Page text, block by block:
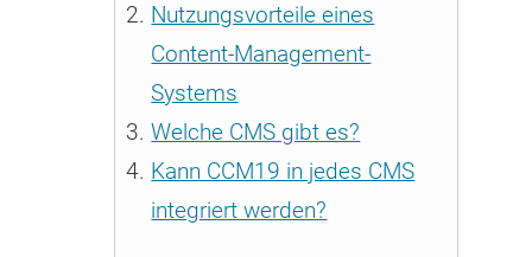
Nutzungsvorteile eines
Content-Management-
Systems
Welche CMS gibt es?
Kann CCM19 in jedes CMS
integriert werden?